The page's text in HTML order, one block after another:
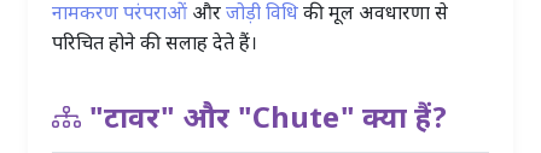
नामकरण परंपराओंऔरजोड़ी विधिकी मूल अवधारणा से
परिचित होने की सलाह देते हैं।
"टावर" और "Chute" क्या हैं?